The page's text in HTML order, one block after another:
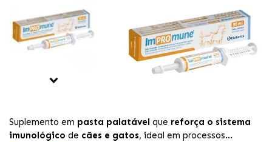
Suplemento em pasta palatável que reforça o sistema
imunológico de cães e gatos, ideal em processos